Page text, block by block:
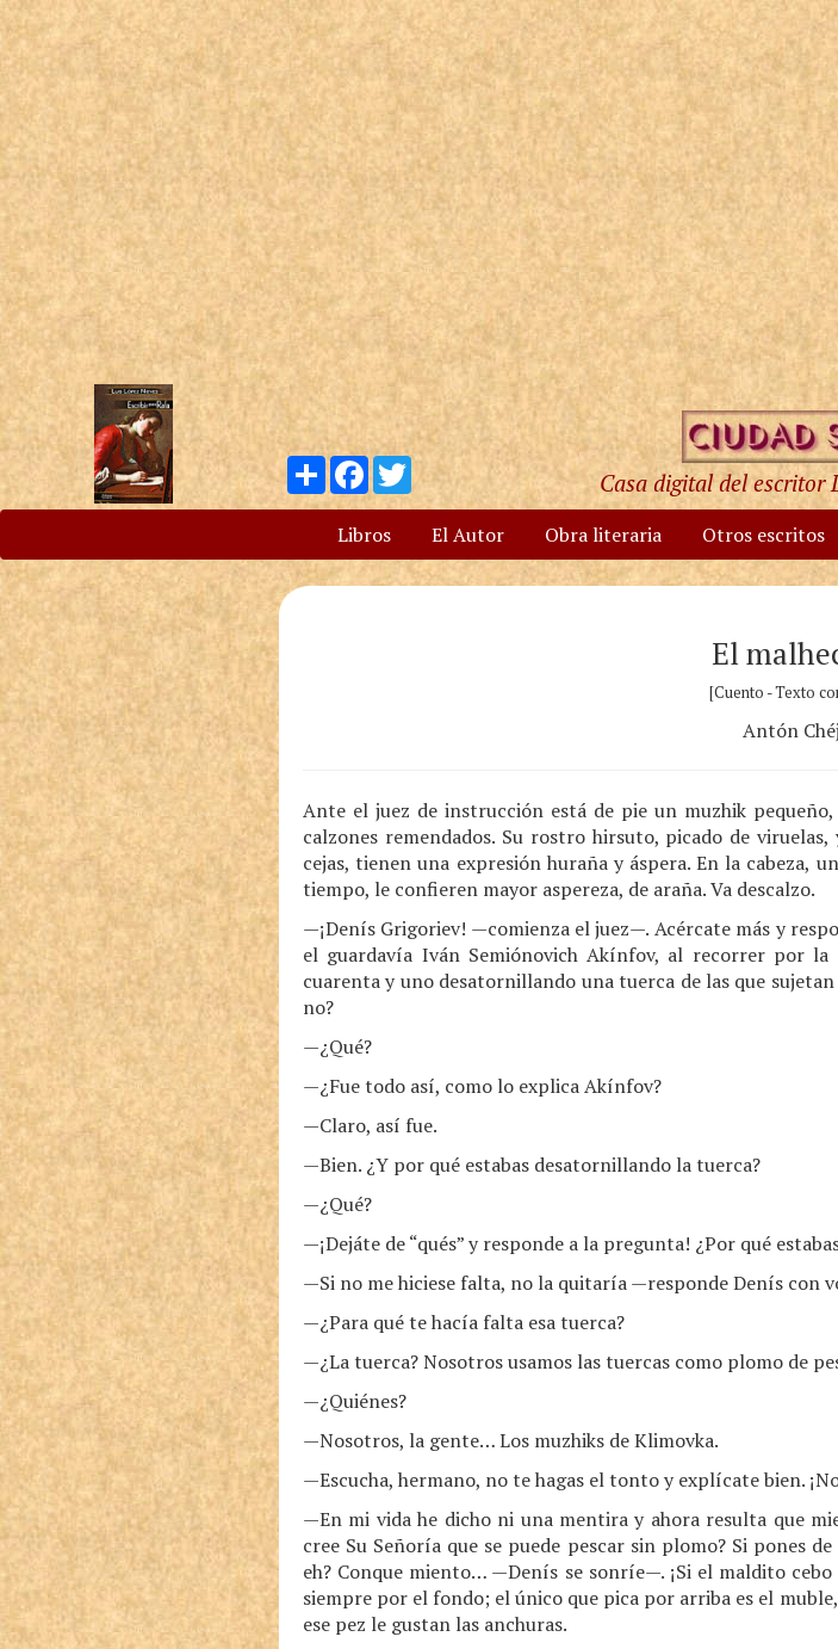
Compartir
Facebook
Twitter
Casa digital del escritor
Libros El Autor Obra literaria Otros escritos
El
[Cuento - Texto
Antón
Ante el juez de instrucción está de pie un muzhik
calzones remendados. Su rostro hirsuto, picado de
cejas, tienen una expresión huraña y áspera. En la cabeza,
tiempo, le confieren mayor aspereza, de araña. Va descalzo.
—¡Denís Grigoriev! —comienza el juez—. Acércate más y
el guardavía Iván Semiónovich Akínfov, al recorrer por
cuarenta y uno desatornillando una tuerca de las que
no?
—¿Qué?
—¿Fue todo así, como lo explica Akínfov?
—Claro, así fue.
—Bien. ¿Y por qué estabas desatornillando la tuerca?
—¿Qué?
—¡Dejáte de “qués” y responde a la pregunta! ¿Por qué
—Si no me hiciese falta, no la quitaría —responde Denís con
—¿Para qué te hacía falta esa tuerca?
—¿La tuerca? Nosotros usamos las tuercas como plomo de
—¿Quiénes?
—Nosotros, la gente… Los muzhiks de Klimovka.
—Escucha, hermano, no te hagas el tonto y explícate bien.
—En mi vida he dicho ni una mentira y ahora resulta que
cree Su Señoría que se puede pescar sin plomo? Si pones
eh? Conque miento… —Denís se sonríe—. ¡Si el maldito
siempre por el fondo; el único que pica por arriba es el
ese pez le gustan las anchuras.